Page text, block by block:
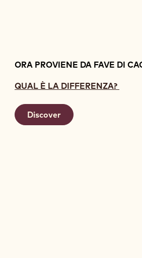
ORA PROVIENE DA FAVE DI
QUAL È LA DIFFERENZA?
Discover